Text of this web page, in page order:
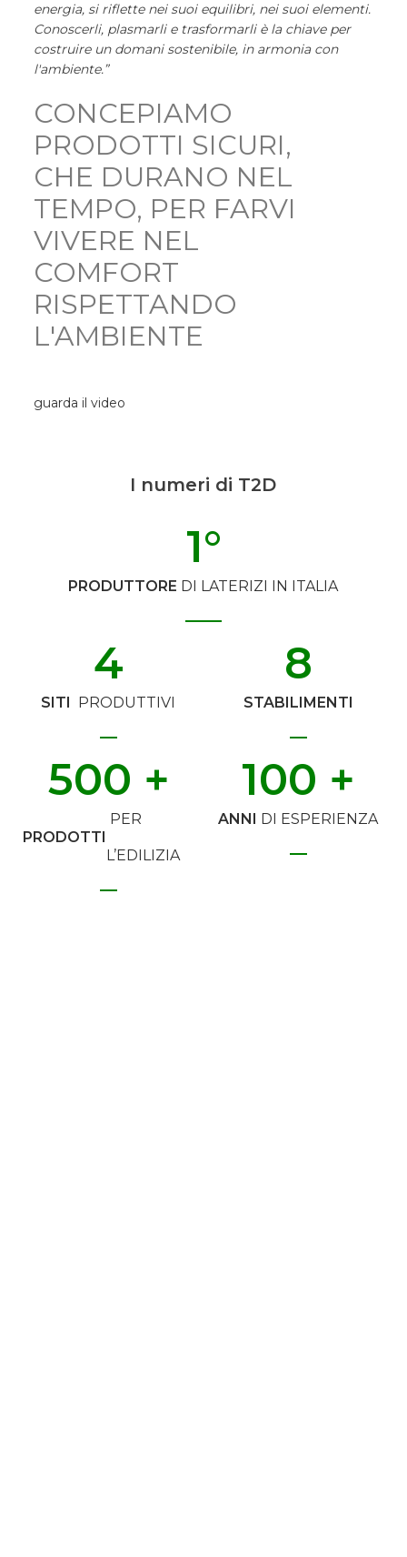
energia, si riflette nei suoi equilibri, nei suoi elementi.
Conoscerli, plasmarli e trasformarli è la chiave per
costruire un domani sostenibile, in armonia con
l'ambiente.”
CONCEPIAMO
PRODOTTI SICURI,
CHE DURANO NEL
TEMPO, PER FARVI
VIVERE NEL
COMFORT
RISPETTANDO
L'AMBIENTE
guarda il video
I numeri di T2D
PRODUTTORE DI LATERIZI IN ITALIA
1°
SITI PRODUTTIVI
4
STABILIMENTI
8
PRODOTTI
PER
L’EDILIZIA
500 +
ANNI DI ESPERIENZA
100 +